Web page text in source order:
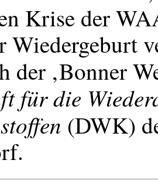
Krise der
Wiedergeburt
der ‚Bonner
für die
(DWK)